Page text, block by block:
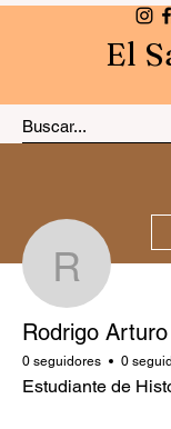
El
Rodrigo
0 seguidores 0
Estudiante de